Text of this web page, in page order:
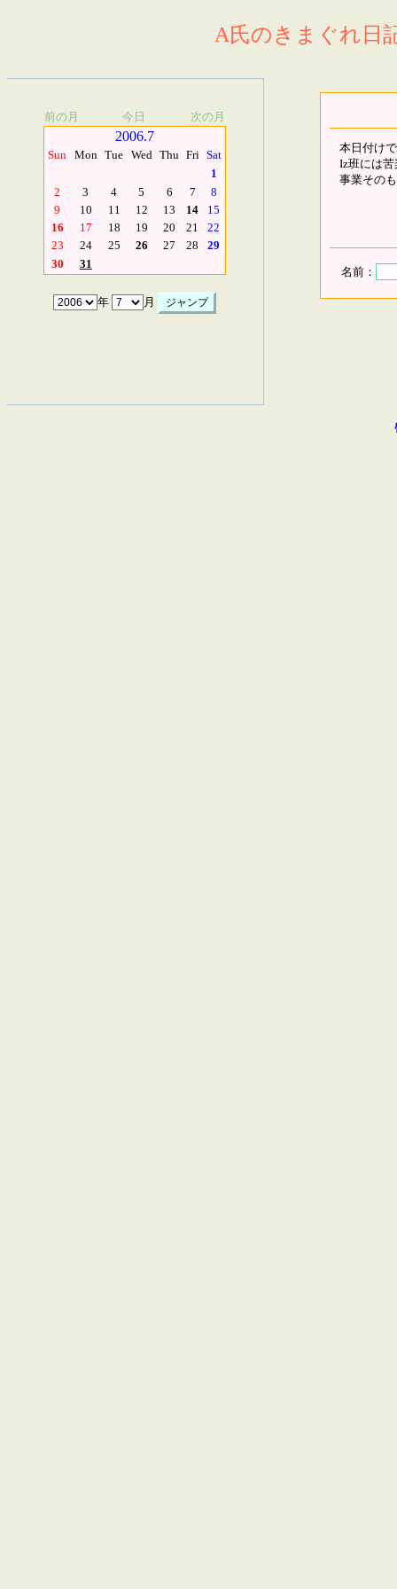
A氏のきまぐれ日
前の月 今日 次の月
2006.7
Sun Mon Tue Wed Thu Fri Sat
1
2
3 4 5 6 7
8
9
10 11 12 13 14
15
16
17 18 19 20 21
22
23
24 25 26 27 28
29
30
31
年 月
本日付け
Iz班には
事業その
名前：